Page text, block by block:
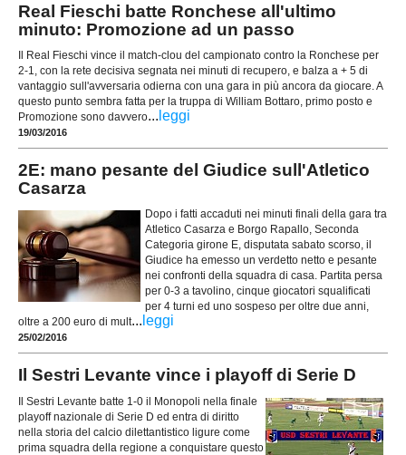
Real Fieschi batte Ronchese all'ultimo
minuto: Promozione ad un passo
Il Real Fieschi vince il match-clou del campionato contro la Ronchese per
2-1, con la rete decisiva segnata nei minuti di recupero, e balza a + 5 di
vantaggio sull'avversaria odierna con una gara in più ancora da giocare. A
questo punto sembra fatta per la truppa di William Bottaro, primo posto e
Promozione sono davvero... leggi
19/03/2016
2E: mano pesante del Giudice sull'Atletico
Casarza
Dopo i fatti accaduti nei minuti finali della gara tra
Atletico Casarza e Borgo Rapallo, Seconda
Categoria girone E, disputata sabato scorso, il
Giudice ha emesso un verdetto netto e pesante
nei confronti della squadra di casa. Partita persa
per 0-3 a tavolino, cinque giocatori squalificati
per 4 turni ed uno sospeso per oltre due anni,
oltre a 200 euro di mult... leggi
25/02/2016
Il Sestri Levante vince i playoff di Serie D
Il Sestri Levante batte 1-0 il Monopoli nella finale
playoff nazionale di Serie D ed entra di diritto
nella storia del calcio dilettantistico ligure come
prima squadra della regione a conquistare questo